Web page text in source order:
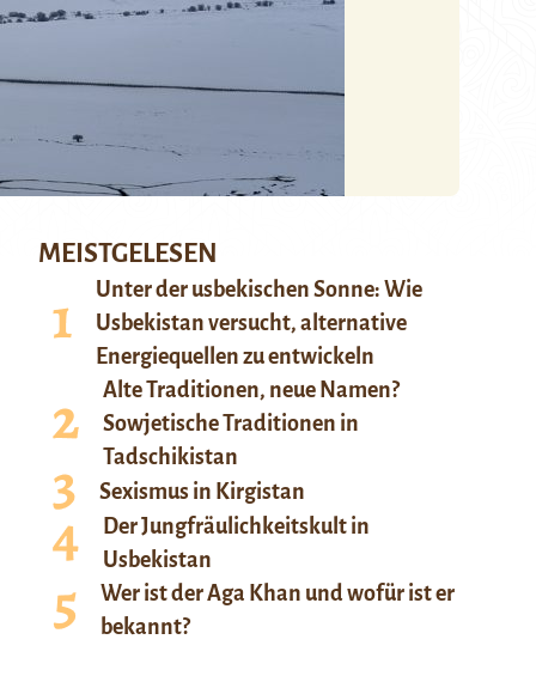
MEISTGELESEN
Unter der usbekischen Sonne: Wie
Usbekistan versucht, alternative
Energiequellen zu entwickeln
Alte Traditionen, neue Namen?
Sowjetische Traditionen in
Tadschikistan
Sexismus in Kirgistan
Der Jungfräulichkeitskult in
Usbekistan
Wer ist der Aga Khan und wofür ist er
bekannt?